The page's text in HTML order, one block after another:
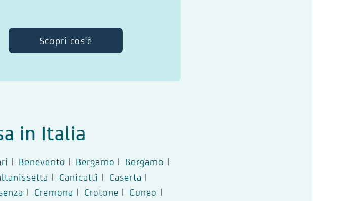
Scopri cos'è
in Italia
| Benevento | Bergamo | Bergamo |
| Canicattì | Caserta |
| Cremona | Crotone | Cuneo |